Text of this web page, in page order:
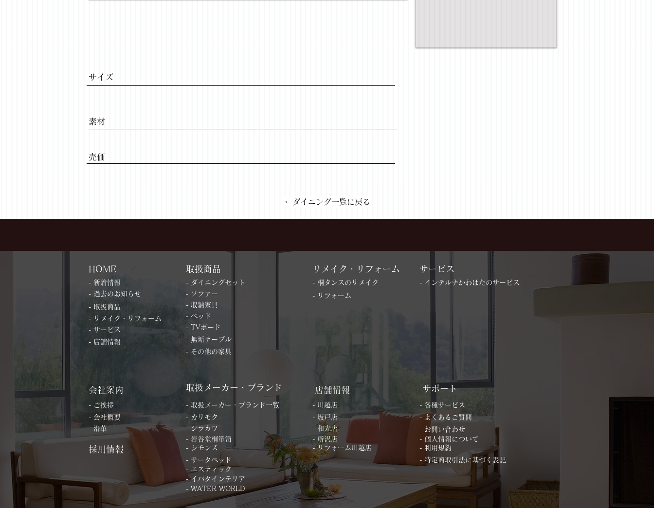
サイズ
​素材
​売価
←ダイニング一覧に戻る
HOME
- 新着情報
- 過去のお知らせ
- 取扱商品
- リメイク・リフォーム
- サービス
- 店舗情報
取扱商品
- ダイニングセット
- ソファー
- 収納家具
- ベッド
- TVボード
- 無垢テーブル
リメイク・リフォーム
- 桐タンスのリメイク
サービス
- インテルナかわはたのサービス
- リフォーム
- その他の家具
会社案内
- ご挨拶
- 会社概要
- 沿革
採用情報
取扱メーカー・ブランド
- 取扱メーカー・ブランド一覧
- カリモク
- シラカワ
- 岩谷堂桐箪笥
- シモンズ
- サータベッド
- エスティック
店舗情報
- 川越店
- 坂戸店
- 和光店
- 所沢店
- リフォーム川越店
サポート
- 各種サービス
- よくあるご質問
- お問い合わせ
- 個人情報について
- 利用規約
- 特定商取引法に基づく表記
- イバタインテリア
- WATER WORLD